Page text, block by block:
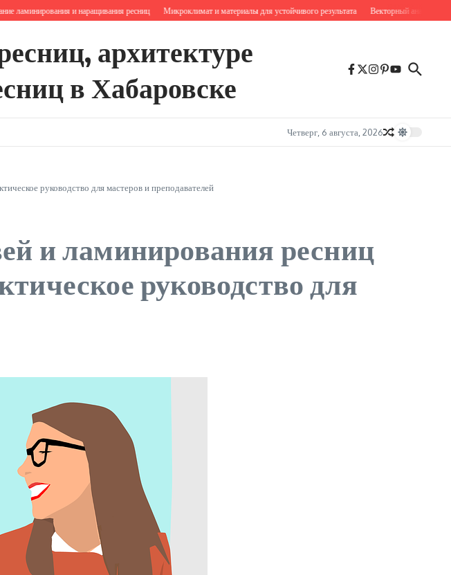
ламинирования и наращивания ресниц Микроклимат и материалы для устойчивого результата Векторный анализ роста
архитектуре
в Хабаровске
Четверг, 6 августа, 2026
руководство для мастеров и преподавателей
и ламинирования ресниц
руководство для